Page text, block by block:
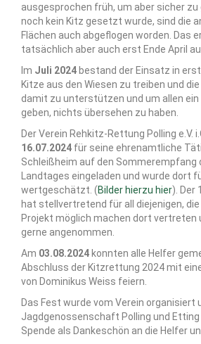
ausgesprochen früh, um aber sicher zu
noch kein Kitz gesetzt wurde, sind die
Flächen auch abgeflogen worden. Das
tatsächlich aber auch erst Ende April
Im Juli 2024 bestand der Einsatz in
Kitze aus den Wiesen zu treiben und
damit zu unterstützen und um allen ein
geben, nichts übersehen zu haben.
Der Verein Rehkitz-Rettung Polling e.V.
16.07.2024 für seine ehrenamtliche
Schleißheim auf den Sommerempfang
Landtages eingeladen und wurde dort
wertgeschätzt. (Bilder hierzu hier). Der
hat stellvertretend für all diejenigen, die
Projekt möglich machen dort vertreten
gerne angenommen.
Am 03.08.2024 konnten alle Helfer
Abschluss der Kitzrettung 2024 mit
von Dominikus Weiss feiern.
Das Fest wurde vom Verein organisiert
Jagdgenossenschaft Polling und
Spende als Dankeschön an die Helfer